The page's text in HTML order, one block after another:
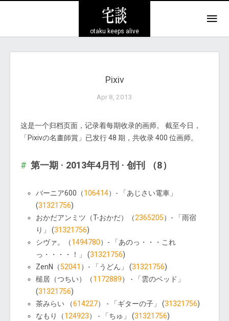
otaku keeps alive
Pixiv
Apr 8, 2013
这是一个归档页面，记录着每期收录的画师。 截至今日，
「Pixivの名畫師賞」已发行 48 期，共收录 400 位画师。
第一期 · 2013年4月刊 · 创刊 （8）
バーニア600（106414）- 「あじさい電車」
(31321756)
おかだアンミツ（T-おかだ）（2365205）- 「雨宿
り」 (31321756)
シヴァ。（1494780）- 「あのっ・・・これ
っ・・・・！」 (31321756)
ZenN（52041 ）- 「うどん」 (31321756)
槌居（つちい）（1172889） - 「雲のベッド」
(31321756)
茶みらい （614227） - 「ギターの子」 (31321756)
なもり（124923） - 「ちゅ」 (31321756)